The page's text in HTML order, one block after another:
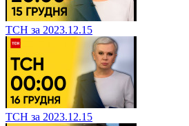
ТСН за 2023.12.15
ТСН за 2023.12.15